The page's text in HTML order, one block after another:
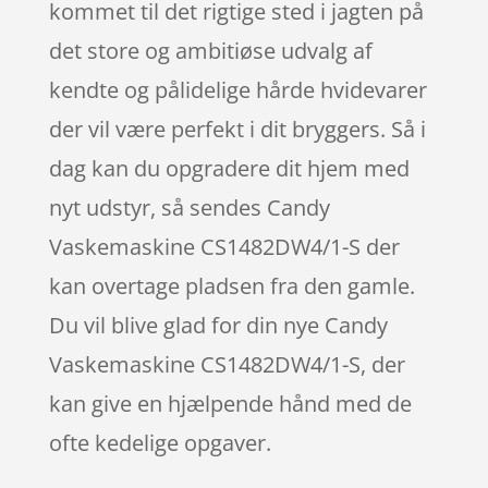
kommet til det rigtige sted i jagten på
det store og ambitiøse udvalg af
kendte og pålidelige hårde hvidevarer
der vil være perfekt i dit bryggers. Så i
dag kan du opgradere dit hjem med
nyt udstyr, så sendes Candy
Vaskemaskine CS1482DW4/1-S der
kan overtage pladsen fra den gamle.
Du vil blive glad for din nye Candy
Vaskemaskine CS1482DW4/1-S, der
kan give en hjælpende hånd med de
ofte kedelige opgaver.